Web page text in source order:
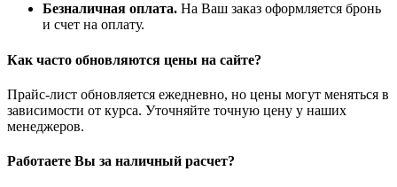
Безналичная оплата. На Ваш заказ оформляется бронь
и счет на оплату.
Как часто обновляются цены на сайте?
Прайс-лист обновляется ежедневно, но цены могут меняться в
зависимости от курса. Уточняйте точную цену у наших
менеджеров.
Работаете Вы за наличный расчет?